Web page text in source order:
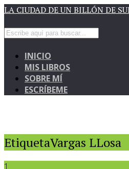
LA CIUDAD DE UN BILLÓN DE
INICIO
MIS LIBROS
SOBRE MÍ
ESCRÍBEME
EtiquetaVargas LLosa
1